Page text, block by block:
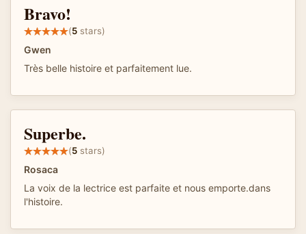
Bravo!
(5 stars)
Gwen
Très belle histoire et parfaitement lue.
Superbe.
(5 stars)
Rosaca
La voix de la lectrice est parfaite et nous emporte.dans
l'histoire.